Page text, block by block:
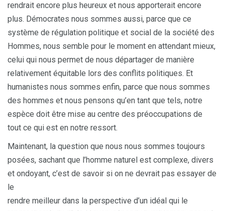
rendrait encore plus heureux et nous apporterait encore
plus. Démocrates nous sommes aussi, parce que ce
système de régulation politique et social de la société des
Hommes, nous semble pour le moment en attendant mieux,
celui qui nous permet de nous départager de manière
relativement équitable lors des conflits politiques. Et
humanistes nous sommes enfin, parce que nous sommes
des hommes et nous pensons qu’en tant que tels, notre
espèce doit être mise au centre des préoccupations de
tout ce qui est en notre ressort.
Maintenant, la question que nous nous sommes toujours
posées, sachant que l’homme naturel est complexe, divers
et ondoyant, c’est de savoir si on ne devrait pas essayer de
le
rendre meilleur dans la perspective d’un idéal qui le